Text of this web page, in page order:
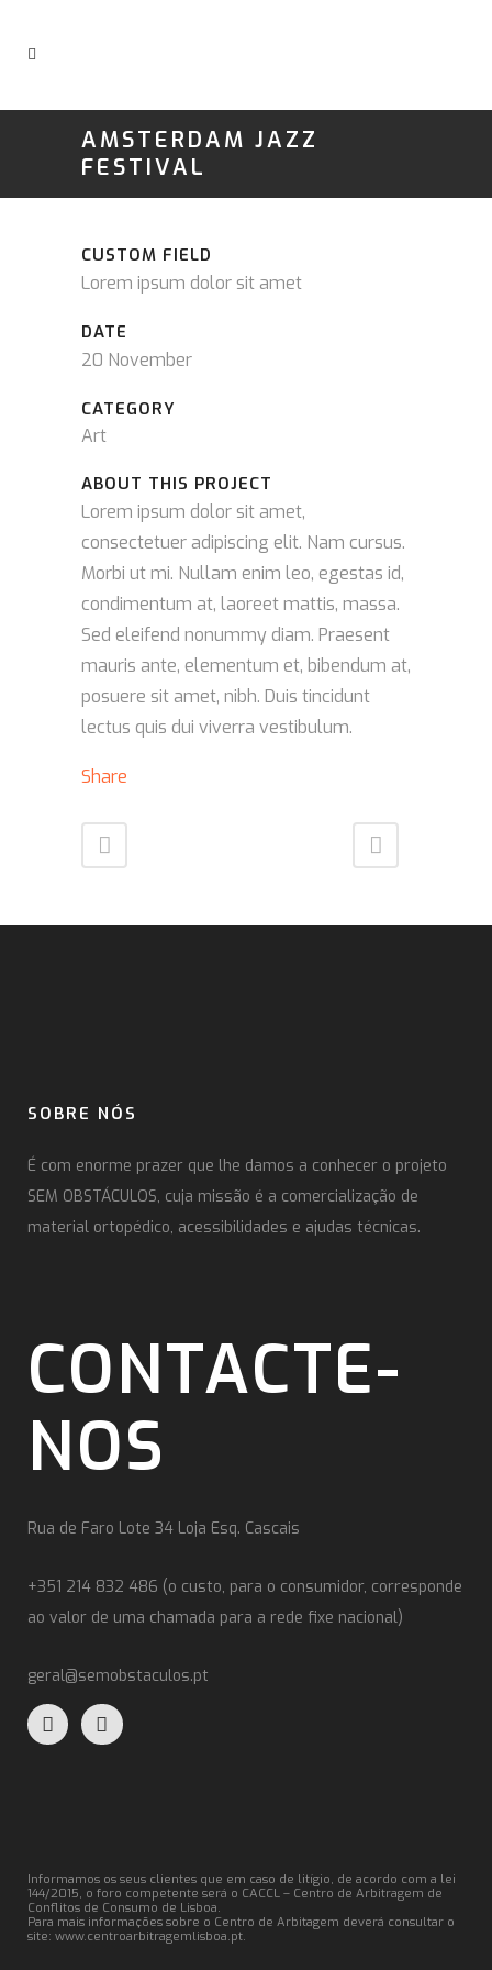
AMSTERDAM JAZZ
FESTIVAL
CUSTOM FIELD
Lorem ipsum dolor sit amet
DATE
20 November
CATEGORY
Art
ABOUT THIS PROJECT
Lorem ipsum dolor sit amet,
consectetuer adipiscing elit. Nam cursus.
Morbi ut mi. Nullam enim leo, egestas id,
condimentum at, laoreet mattis, massa.
Sed eleifend nonummy diam. Praesent
mauris ante, elementum et, bibendum at,
posuere sit amet, nibh. Duis tincidunt
lectus quis dui viverra vestibulum.
Share
SOBRE NÓS
É com enorme prazer que lhe damos a conhecer o projeto
SEM OBSTÁCULOS, cuja missão é a comercialização de
material ortopédico, acessibilidades e ajudas técnicas.
CONTACTE-
NOS
Rua de Faro Lote 34 Loja Esq. Cascais
+351 214 832 486 (o custo, para o consumidor, corresponde
ao valor de uma chamada para a rede fixe nacional)
geral@semobstaculos.pt
Informamos os seus clientes que em caso de litígio, de acordo com a lei
144/2015, o foro competente será o CACCL – Centro de Arbitragem de
Conflitos de Consumo de Lisboa.
Para mais informações sobre o Centro de Arbitagem deverá consultar o
site: www.centroarbitragemlisboa.pt.